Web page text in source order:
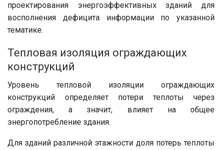
проектирования энергоэффективных зданий для
восполнения дефицита информации по указанной
тематике.
Тепловая изоляция ограждающих
конструкций
Уровень тепловой изоляции ограждающих
конструкций определяет потери теплоты через
ограждения, а значит, влияет на общее
энергопотребление здания.
Для зданий различной этажности доля потерь теплоты